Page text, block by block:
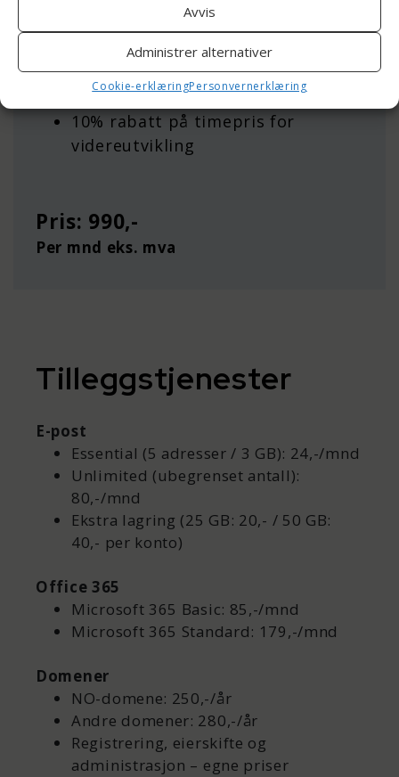
Avvis
Administrer alternativer
Cookie-erklæringPersonvernerklæring
3. mnd.
Prioritert behandlingstid ved stor
trafikk
10% rabatt på timepris for
videreutvikling
Pris: 990,-
Per mnd eks. mva
Tilleggstjenester
E-post
Essential (5 adresser / 3 GB): 24,-/mnd
Unlimited (ubegrenset antall):
80,-/mnd
Ekstra lagring (25 GB: 20,- / 50 GB:
40,- per konto)
Office 365
Microsoft 365 Basic: 85,-/mnd
Microsoft 365 Standard: 179,-/mnd
Domener
NO-domene: 250,-/år
Andre domener: 280,-/år
Registrering, eierskifte og
administrasjon – egne priser